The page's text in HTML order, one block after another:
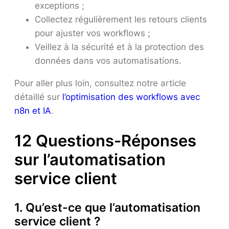
exceptions ;
Collectez régulièrement les retours clients
pour ajuster vos workflows ;
Veillez à la sécurité et à la protection des
données dans vos automatisations.
Pour aller plus loin, consultez notre article
détaillé sur l’optimisation des workflows avec
n8n et IA.
12 Questions-Réponses
sur l’automatisation
service client
1. Qu’est-ce que l’automatisation
service client ?